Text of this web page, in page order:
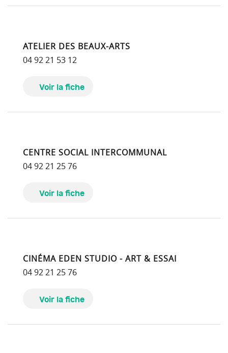
ATELIER DES BEAUX-ARTS
04 92 21 53 12
Voir la fiche
CENTRE SOCIAL INTERCOMMUNAL
04 92 21 25 76
Voir la fiche
CINÉMA EDEN STUDIO - ART & ESSAI
04 92 21 25 76
Voir la fiche